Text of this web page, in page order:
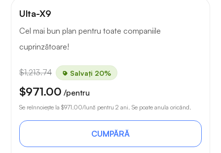
Ulta-X9
Cel mai bun plan pentru toate companiile
cuprinzătoare!
$1,213.74 Salvați 20%
$971.00 /pentru
Se reînnoiește la $971.00/lună pentru 2 ani. Se poate anula oricând.
CUMPĂRĂ